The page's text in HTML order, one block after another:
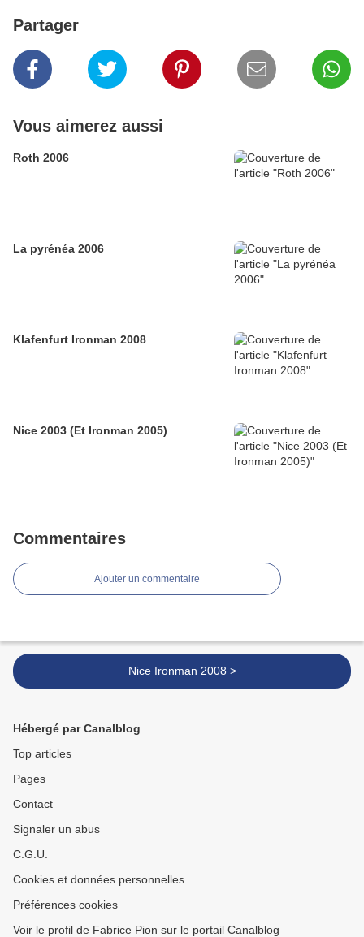
Partager
Vous aimerez aussi
Roth 2006
La pyrénéa 2006
Klafenfurt Ironman 2008
Nice 2003 (Et Ironman 2005)
Commentaires
Ajouter un commentaire
Nice Ironman 2008 >
Hébergé par Canalblog
Top articles
Pages
Contact
Signaler un abus
C.G.U.
Cookies et données personnelles
Préférences cookies
Voir le profil de Fabrice Pion sur le portail Canalblog